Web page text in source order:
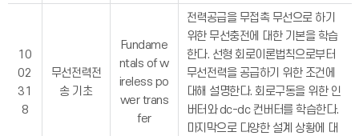
10
02
31
8
무선전력전
송 기초
Fundame
ntals of w
ireless po
wer trans
fer
전력공급을 무접촉 무선으로 하기
위한 무선충전에 대한 기본을 학습
한다. 선형 회로이론법칙으로부터
무선전력을 공급하기 위한 조건에
대해 설명한다. 회로구동을 위한 인
버터와 dc-dc 컨버터를 학습한다.
마지막으로 다양한 설계 상황에 대